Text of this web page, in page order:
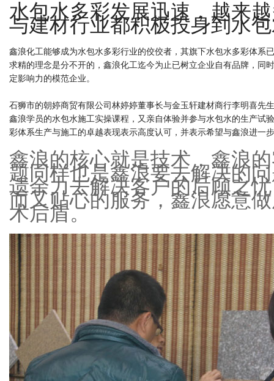
水包水多彩发展迅速，越来
与建材行业都积极投身到水
鑫浪化工能够成为水包水多彩行业的佼佼者，其旗下水包水多彩体系
求精的理念是分不开的，鑫浪化工迄今为止已树立企业自有品牌，同
定影响力的模范企业。
石狮市的朝婷商贸有限公司林婷婷董事长与金玉轩建材商行李明喜先
鑫浪学员的水包水施工实操课程，又亲自体验并参与水包水的生产试
彩体系生产与施工的卓越表现表示高度认可，并表示希望与鑫浪进一
鑫浪的核心就是技术，鑫浪
题同样也是鑫浪要去解决的
遗余力去解决客户的后顾之
而又贴心的服务，鑫浪愿意
术后盾。